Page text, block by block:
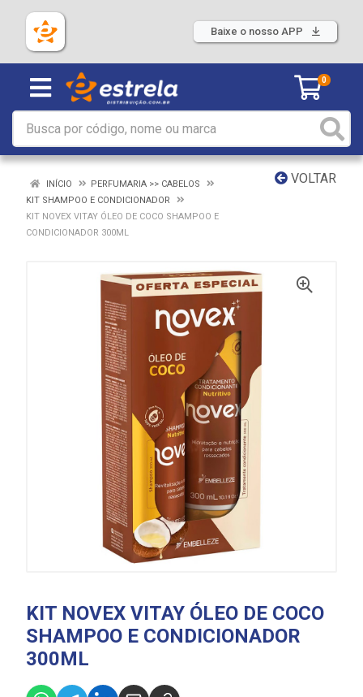
Baixe o nosso APP
0
VOLTAR
INÍCIO
PERFUMARIA >> CABELOS
KIT SHAMPOO E CONDICIONADOR
KIT NOVEX VITAY ÓLEO DE COCO SHAMPOO E
CONDICIONADOR 300ML
KIT NOVEX VITAY ÓLEO DE COCO
SHAMPOO E CONDICIONADOR
300ML